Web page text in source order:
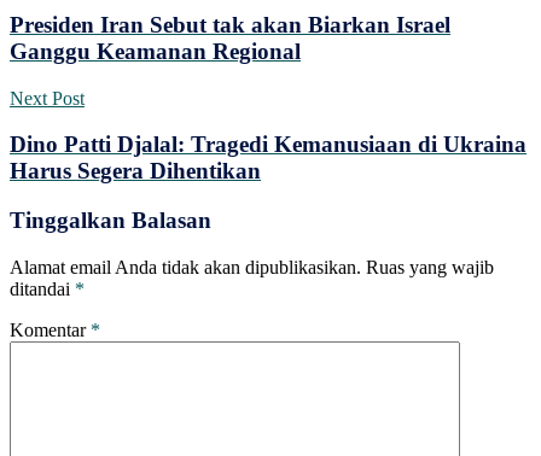
Presiden Iran Sebut tak akan Biarkan Israel
Ganggu Keamanan Regional
Next Post
Dino Patti Djalal: Tragedi Kemanusiaan di Ukraina
Harus Segera Dihentikan
Tinggalkan Balasan
Alamat email Anda tidak akan dipublikasikan. Ruas yang wajib
ditandai *
Komentar *